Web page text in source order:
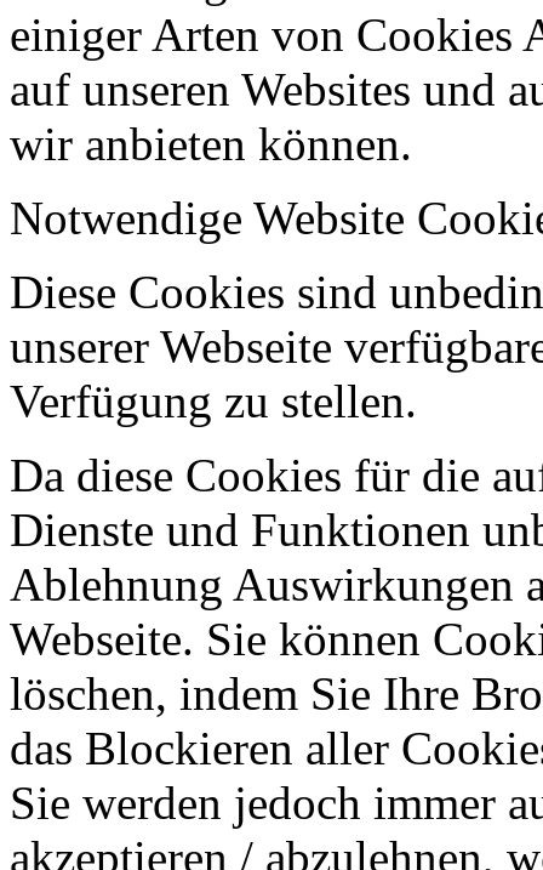
einiger Arten von Cookies
auf unseren Websites und
wir anbieten können.
Notwendige Website
Diese Cookies sind
unserer Webseite
Verfügung zu stellen.
Da diese Cookies für die
Dienste und Funktionen
Ablehnung Auswirkungen
Webseite. Sie können
löschen, indem Sie Ihre
das Blockieren aller
Sie werden jedoch immer
akzeptieren / abzulehnen,